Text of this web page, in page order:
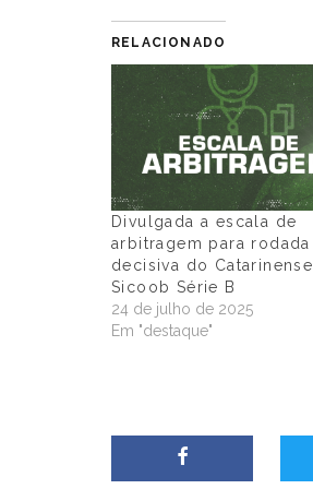
RELACIONADO
Divulgada a escala de
arbitragem para rodada
decisiva do Catarinense
Sicoob Série B
24 de julho de 2025
Em "destaque"